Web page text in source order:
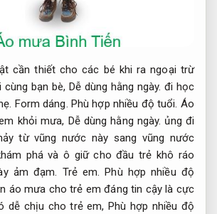
cần thiết cho các bé khi ra ngoại trừ
bạn bè, Dễ dùng hằng ngày. đi học
Form dáng. Phù hợp nhiều độ tuổi. Áo
khỏi mưa, Dễ dùng hằng ngày. ủng đi
từ vũng nước này sang vũng nước
phá và ô giữ cho đầu trẻ khô ráo
ảm đạm. Trẻ em. Phù hợp nhiều độ
áo mưa cho trẻ em đáng tin cậy là cực
dễ chịu cho trẻ em,Phù hợp nhiều độ